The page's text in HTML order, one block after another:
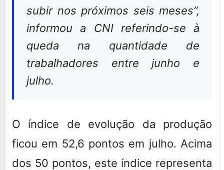
subir nos próximos seis meses”,
informou a CNI referindo-se à
queda na quantidade de
trabalhadores entre junho e
julho.
O índice de evolução da produção
ficou em 52,6 pontos em julho. Acima
dos 50 pontos, este índice representa